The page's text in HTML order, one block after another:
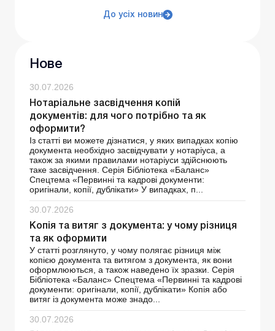
До усіх новин
Нове
30.07.2026
Нотаріальне засвідчення копій
документів: для чого потрібно та як
оформити?
Із статті ви можете дізнатися, у яких випадках копію
документа необхідно засвідчувати у нотаріуса, а
також за якими правилами нотаріуси здійснюють
таке засвідчення. Серія Бібліотека «Баланс»
Спецтема «Первинні та кадрові документи:
оригінали, копії, дублікати» У випадках, п...
30.07.2026
Копія та витяг з документа: у чому різниця
та як оформити
У статті розглянуто, у чому полягає різниця між
копією документа та витягом з документа, як вони
оформлюються, а також наведено їх зразки. Серія
Бібліотека «Баланс» Спецтема «Первинні та кадрові
документи: оригінали, копії, дублікати» Копія або
витяг із документа може знадо...
30.07.2026